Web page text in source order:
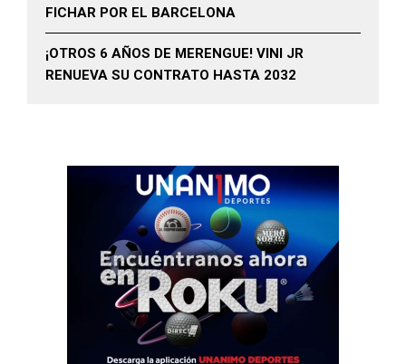
FICHAR POR EL BARCELONA
¡OTROS 6 AÑOS DE MERENGUE! VINI JR
RENUEVA SU CONTRATO HASTA 2032